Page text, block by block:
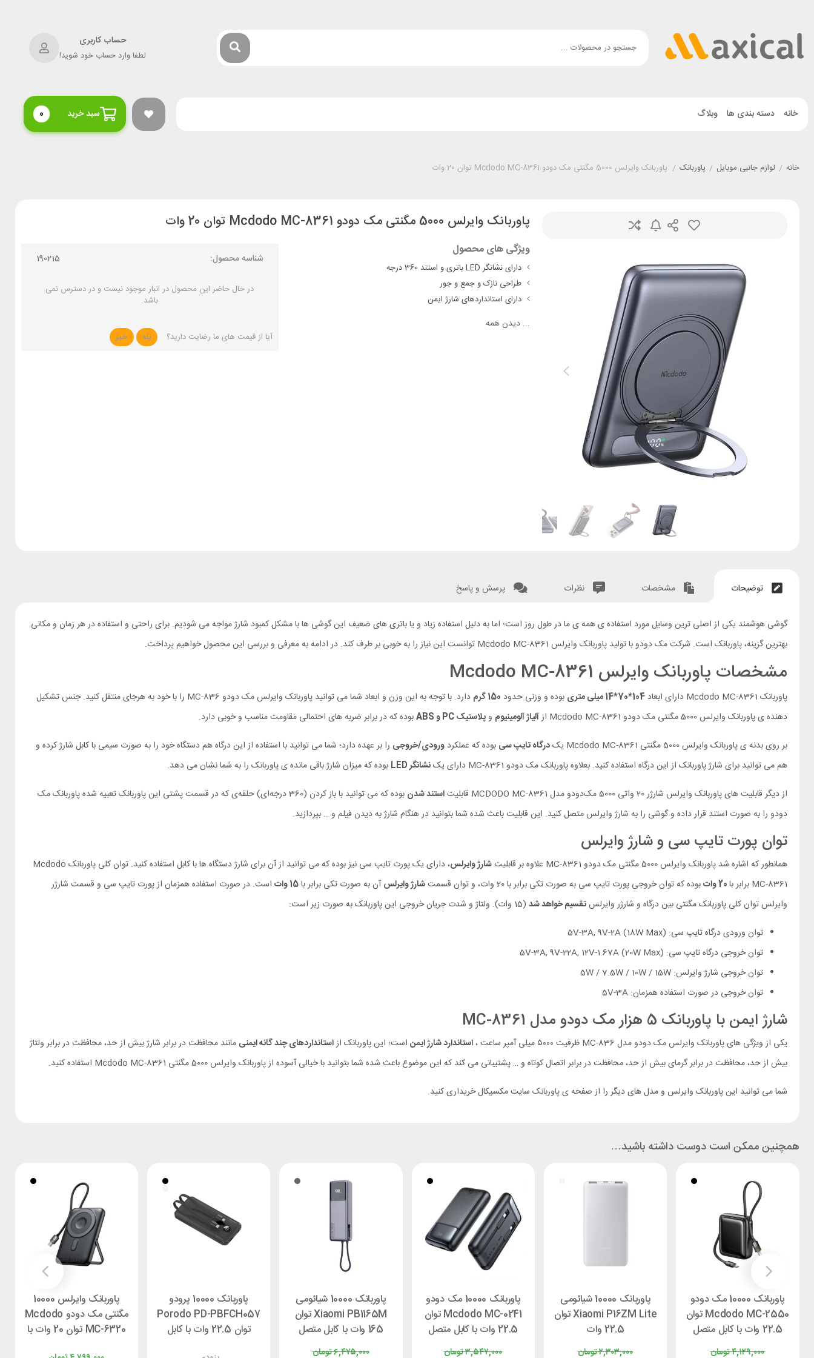
حساب کاربری
لطفا وارد حساب خود شوید!
خانه دسته بندی ها وبلاگ سبد خرید 0
خانه / لوازم جانبی موبایل / پاوربانک / پاوربانک وایرلس 5000 مگنتی مک دودو Mcdodo MC-8361 توان 20 وات
پاوربانک وایرلس 5000 مگنتی مک دودو Mcdodo MC-8361 توان 20 وات
ویژگی های محصول
دارای نشانگر LED باتری و استند 360 درجه
طراحی نازک و جمع و جور
دارای استانداردهای شارژ ایمن
...دیدن همه
شناسه محصول: 190215
در حال حاضر این محصول در انبار موجود نیست و در دسترس نمی
باشد.
آیا از قیمت های ما رضایت دارید؟ بله خیر
توضیحات مشخصات نظرات پرسش و پاسخ
گوشی هوشمند یکی از اصلی ترین وسایل مورد استفاده ی همه ی ما در طول روز است؛ اما به دلیل استفاده زیاد و یا باتری های ضعیف این گوشی ها با مشکل کمبود شارژ مواجه می شودیم. برای راحتی و استفاده در هر زمان و مکانی
بهترین گزینه، پاوربانک است. شرکت مک دودو با تولید پاوربانک وایرلس Mcdodo MC-8361 توانست این نیاز را به خوبی بر طرف کند. در ادامه به معرفی و بررسی این محصول خواهیم پرداخت.
مشخصات پاوربانک وایرلس Mcdodo MC-8361
پاوربانک Mcdodo MC-8361 دارای ابعاد 104*70*14 میلی متری بوده و وزنی حدود 150 گرم
دارد. با توجه به این وزن و ابعاد شما می توانید پاوربانک وایرلس مک دودو MC-836 را با خود به هرجای منتقل کنید. جنس تشکیل
دهنده ی پاوربانک وایرلس 5000 مگنتی مک دودو Mcdodo MC-8361 از
آلیاژ آلومینیوم وپلاستیک PC و ABS
بوده که در برابر ضربه های احتمالی مقاومت مناسب و خوبی دارد.
بر روی بدنه ی پاوربانک وایرلس 5000 مگنتی Mcdodo MC-8361 یک
درگاه تایپ سی بوده که عملکردورودی/خروجی را بر عهده دارد؛ شما می توانید با استفاده از این درگاه هم دستگاه خود را به صورت سیمی با کابل شارژ کرده و
هم می توانید برای شارژ پاوربانک از این درگاه استفاده کنید. بعلاوه پاوربانک مک دودو MC-8361 دارای یک
نشانگر LED
بوده که میزان شارژ باقی مانده ی پاوربانک را به شما نشان می دهد.
از دیگر قابلیت های پاوربانک وایرلس شارژر 20 واتی 5000 مک‌دودو مدل MCDODO MC-8361 قابلیت
استند شدن
بوده که می توانید با باز کردن (360 درجه‌ای) حلقه‌ی که در قسمت پشتی این پاوربانک تعبیه شده پاوربانک مک
دودو را به صورت استند قرار داده و گوشی را به شارژ وایرلس متصل کنید. این قابلیت باعث شده شما بتوانید در هنگام شارژ به دیدن فیلم و … بپردازید.
توان پورت تایپ سی و شارژ وایرلس
همانطور که اشاره شد پاوربانک وایرلس 5000 مگنتی مک دودو MC-8361 علاوه بر قابلیت شارژ وایرلس
، دارای یک پورت تایپ سی نیز بوده که می توانید از آن برای شارژ دستگاه ها با کابل استفاده کنید. توان کلی پاوربانک Mcdodo
MC-8361 برابر با
بوده که توان خروجی پورت تایپ سی به صورت تکی برابر با 20 وات، و توان قسمت شارژ وایرلسآن به صورت تکی برابر با15 وات
است. در صورت استفاده همزمان از پورت تایپ سی و قسمت شارژر
وایرلس توان کلی پاوربانک مگنتی بین درگاه و شارژر وایرلستقسیم خواهد شد (15 وات). ولتاژ و شدت جریان خروجی این پاوربانک به صورت زیر است:
توان ورودی درگاه تایپ سی: 5V-3A, 9V-2A (18W Max)
توان خروجی درگاه تایپ سی: 5V-3A, 9V-22A, 12V-1.67A (20W Max)
توان خروجی شارژ وایرلس: 5W / 7.5W / 10W / 15W
توان خروجی در صورت استفاده همزمان: 5V-3A
شارژ ایمن با پاوربانک 5 هزار مک دودو مدل MC-8361
یکی از ویژگی های پاوربانک وایرلس مک دودو مدل MC-836 ظرفیت ۵۰۰۰ میلی آمپر ساعت ، استاندارد شارژ ایمن است؛ این پاوربانک ازاستانداردهای چند گانه ایمنی مانند محافظت در برابر شارژ بیش از حد، محافظت در برابر ولتاژ
بیش از حد، محافظت در برابر گرمای بیش از حد، محافظت در برابر اتصال کوتاه و … پشتیبانی می کند که این موضوع باعث شده شما بتوانید با خیالی آسوده از پاوربانک وایرلس 5000 مگنتی Mcdodo MC-8361 استفاده کنید.
شما می توانید این پاوربانک وایرلس و مدل های دیگر را از صفحه یپاوربانک سایت مکسیکال خریداری کنید.
همچنین ممکن است دوست داشته باشید…
پاوربانک 10000 مک دودو
Mcdodo MC-2550 توان
22.5 وات با کابل متصل
تومان۴,۱۲۹,۰۰۰
پاوربانک 10000 شیائومی
Xiaomi P16ZM Lite توان
22.5 وات
تومان۲,۳۰۳,۰۰۰
پاوربانک 10000 مک دودو
Mcdodo MC-0241 توان
22.5 وات با کابل متصل
تومان۳,۵۴۷,۰۰۰
پاوربانک 10000 شیائومی
Xiaomi PB1165M توان
165 وات با کابل متصل
تومان۶,۴۷۵,۰۰۰
پاوربانک 10000 پرودو
Porodo PD-PBFCH057
توان 22.5 وات با کابل
پاوربانک وایرلس 10000
مگنتی مک دودو Mcdodo
MC-6320 توان 20 وات با